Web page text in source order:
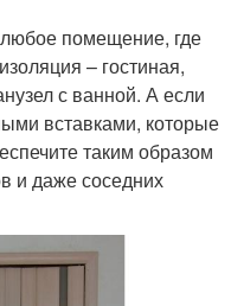
помещение, где
– гостиная,
с ванной. А если
вставками, которые
таким образом
и даже соседних